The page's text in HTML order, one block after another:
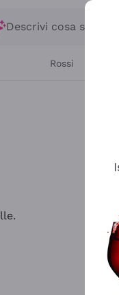
Descrivi cosa stai
Rossi